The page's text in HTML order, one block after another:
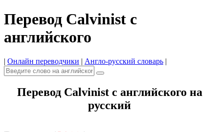
Перевод Calvinist с
английского
| Онлайн переводчики | Англо-русский словарь |
Перевод Calvinist с английского на
русский